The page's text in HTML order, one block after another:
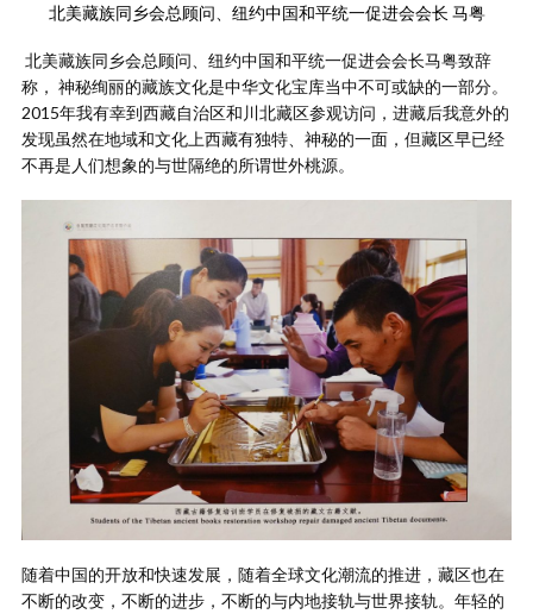
北美藏族同乡会总顾问、纽约中国和平统一促进会会长 马粤
北美藏族同乡会总顾问、纽约中国和平统一促进会会长马粤致辞
称， 神秘绚丽的藏族文化是中华文化宝库当中不可或缺的一部分。
2015年我有幸到西藏自治区和川北藏区参观访问，进藏后我意外的
发现虽然在地域和文化上西藏有独特、神秘的一面，但藏区早已经
不再是人们想象的与世隔绝的所谓世外桃源。
随着中国的开放和快速发展，随着全球文化潮流的推进，藏区也在
不断的改变，不断的进步，不断的与内地接轨与世界接轨。年轻的